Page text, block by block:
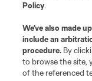
Policy.
We’ve also made
include an
procedure. By
to browse the site,
of the referenced